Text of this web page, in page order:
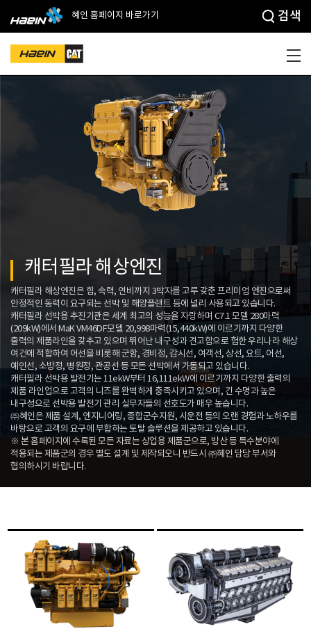
혜인 홈페이지 바로가기 검색
캐터필라 해상엔진
캐터필라 해상엔진은 힘, 속력, 연비까지 3박자를 고루 갖춘 프리미엄 엔진으로써
안정적인 동력이 요구되는 선박 및 해양플랜트 등에 널리 사용되고 있습니다.
캐터필라 선박용 추진기관은 세계 최고의 성능을 자랑하며 C7.1 모델 280마력
(209kW)에서 MaK VM46DF모델 20,998마력(15,440kW)에 이르기까지 다양한
출력의 제품라인을 갖추고 있으며 뛰어난 내구성과 견고함으로 험한 우리나라 해상
여건에 적합하여 어선을 비롯해 군함, 경비정, 감시선, 여객선, 상선, 요트, 어선,
예인선, 소방정, 병원정, 관공선 등 모든 선박에서 가동되고 있습니다.
캐터필라 선박용 발전기는 11ekW부터 16,111ekW에 이르기까지 다양한 출력의
제품 라인업으로 고객의 니즈를 완벽하게 충족시키고 있으며, 긴 수명과 높은
내구성으로 선박용 발전기 관리 실무자들의 선호도가 매우 높습니다.
㈜혜인은 제품 설계, 엔지니어링, 종합군수지원, 시운전 등의 오랜 경험과 노하우를
바탕으로 고객의 요구에 부합하는 토탈 솔루션을 제공하고 있습니다.
※ 본 홈페이지에 수록된 모든 자료는 상업용 제품군으로, 방산 등 특수분야에
적용되는 제품군의 경우 별도 설계 및 제작되오니 반드시 ㈜혜인 담당 부서와
협의하시기 바랍니다.